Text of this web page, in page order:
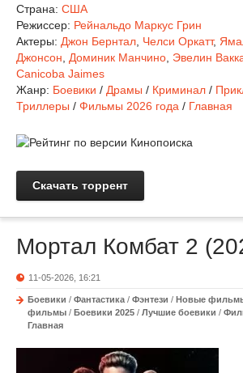
Страна: США
Режиссер: Рейнальдо Маркус Грин
Актеры: Джон Бернтал Челси Оркатт,
Джонсон
Доминик Манчино Эвелин
Canicoba Jaimes
Жанр: Боевики / Драмы / Криминал /
Триллеры / Фильмы 2026 года / Главная
Скачать торрент
Мортал Комбат 2
11-05-2026, 16:21
Боевики / Фантастика / Фэнтези / Новые
фильмы / Боевики 2025 / Лучшие боевики /
Главная